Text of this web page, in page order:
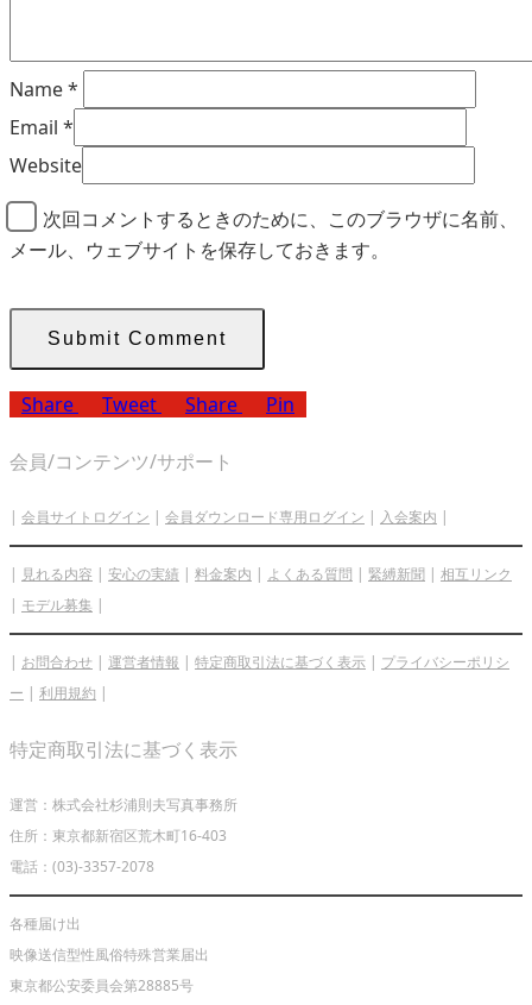
Name*
Email *
Website
次回コメントするときのために、このブラウザに名前、
メール、ウェブサイトを保存しておきます。
Share Tweet Share Pin
会員/コンテンツ/サポート
| 会員サイトログイン | 会員ダウンロード専用ログイン | 入会案内 |
| 見れる内容 | 安心の実績 | 料金案内 | よくある質問 | 緊縛新聞 | 相互リンク
| モデル募集 |
| お問合わせ | 運営者情報 | 特定商取引法に基づく表示 | プライバシーポリシ
ー | 利用規約 |
特定商取引法に基づく表示
運営：株式会社杉浦則夫写真事務所
住所：東京都新宿区荒木町16-403
電話：(03)-3357-2078
各種届け出
映像送信型性風俗特殊営業届出
東京都公安委員会第28885号